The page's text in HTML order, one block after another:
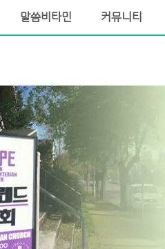
말씀비타민 커뮤니티
치북5
케치북5